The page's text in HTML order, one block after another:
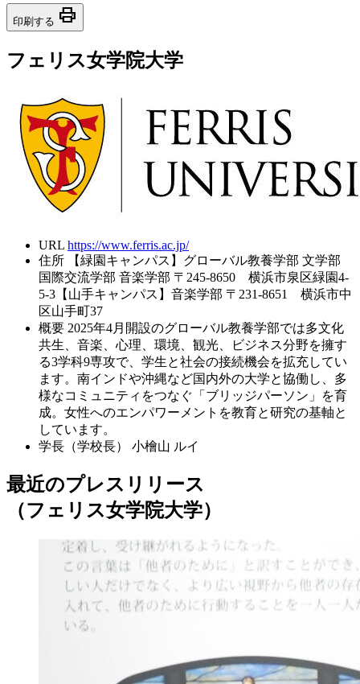
印刷する print
フェリス女学院大学
URL https://www.ferris.ac.jp/
住所
【緑園キャンパス】グローバル教養学部 文学部
国際交流学部 音楽学部 〒245-8650 横浜市泉区緑園4-
5-3【山手キャンパス】音楽学部 〒231-8651 横浜市中
区山手町37
概要 2025年4月開設のグローバル教養学部では多文化
共生、音楽、心理、環境、観光、ビジネス分野を擁す
る3学科9専攻で、学生と社会の接続機会を拡充してい
ます。南インドや沖縄など国内外の大学と協働し、多
様なコミュニティをつなぐ「ブリッジパーソン」を育
成。女性へのエンパワーメントを教育と研究の基軸と
しています。
学長（学校長）
小檜山 ルイ
最近のプレスリリース
（フェリス女学院大学）